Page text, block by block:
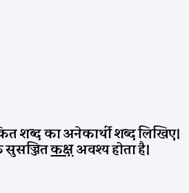
शब्द का अनेकार्थी शब्द लिखिए।
कक्षअवश्य होता है।